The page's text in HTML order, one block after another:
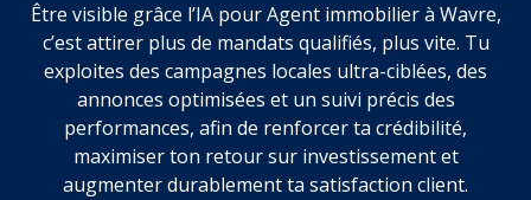
Être visible grâce l’IA pour Agent immobilier à Wavre,
c’est attirer plus de mandats qualifiés, plus vite. Tu
exploites des campagnes locales ultra-ciblées, des
annonces optimisées et un suivi précis des
performances, afin de renforcer ta crédibilité,
maximiser ton retour sur investissement et
augmenter durablement ta satisfaction client.